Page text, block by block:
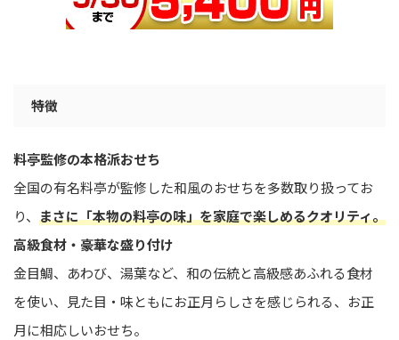
特徴
料亭監修の本格派おせち
全国の有名料亭が監修した和風のおせちを多数取り扱ってお
り、 まさに「本物の料亭の味」を家庭で楽しめるクオリティ。
高級食材・豪華な盛り付け
金目鯛、あわび、湯葉など、和の伝統と高級感あふれる食材
を使い、見た目・味ともにお正月らしさを感じられる、お正
月に相応しいおせち。